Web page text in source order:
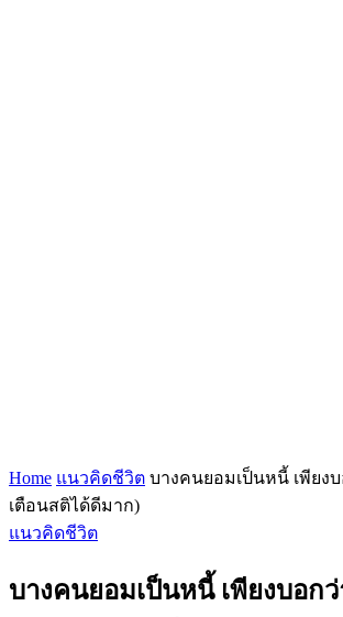
Home แนวคิดชีวิต บางคนยอมเป็นหนี้ เพียง
เตือนสติได้ดีมาก)
แนวคิดชีวิต
บางคนยอมเป็นหนี้ เพียงบอกว่